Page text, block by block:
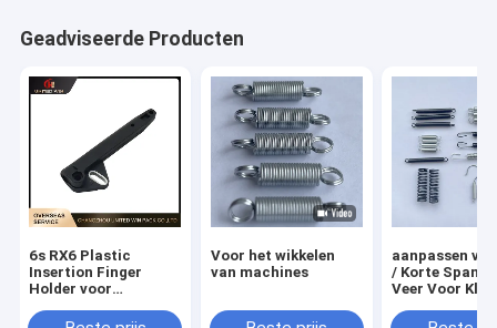
Geadviseerde Producten
6s RX6 Plastic
Insertion Finger
Holder voor
reserveonderdelen
Voor het wikkelen
van machines
aanpassen
/ Korte
Veer Voor
Onderdelen